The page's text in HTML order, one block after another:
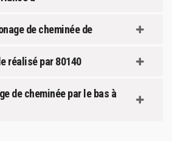
de cheminée de
réalisé par 80140
de cheminée par le bas à